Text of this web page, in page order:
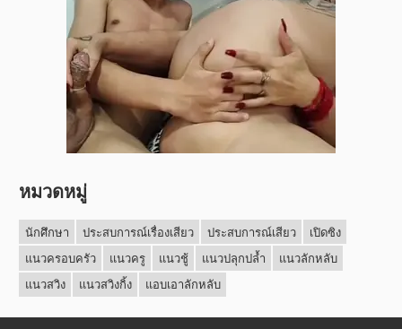
หมวดหมู่
นักศึกษา ประสบการณ์เรื่องเสียว ประสบการณ์เสียว
เปิดซิง
แนวครอบครัว
แนวครู แนวชู้ แนวปลุกปล้ำ
แนวลักหลับ
แนวสวิง
แนวสวิงกิ้ง แอบเอาลักหลับ